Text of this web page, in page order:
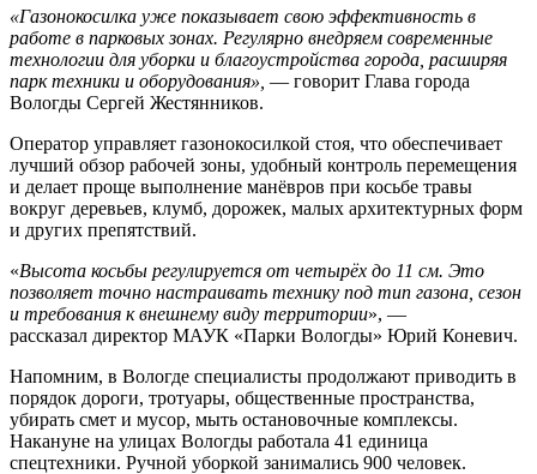
«Газонокосилка уже показывает свою эффективность в
работе в парковых зонах. Регулярно внедряем современные
технологии для уборки и благоустройства города, расширяя
парк техники и оборудования», — говорит Глава города
Вологды Сергей Жестянников.
Оператор управляет газонокосилкой стоя, что обеспечивает
лучший обзор рабочей зоны, удобный контроль перемещения
и делает проще выполнение манёвров при косьбе травы
вокруг деревьев, клумб, дорожек, малых архитектурных форм
и других препятствий.
«Высота косьбы регулируется от четырёх до 11 см. Это
позволяет точно настраивать технику под тип газона, сезон
и требования к внешнему виду территории», —
рассказал директор МАУК «Парки Вологды» Юрий Коневич.
Напомним, в Вологде специалисты продолжают приводить в
порядок дороги, тротуары, общественные пространства,
убирать смет и мусор, мыть остановочные комплексы.
Накануне на улицах Вологды работала 41 единица
спецтехники. Ручной уборкой занимались 900 человек.